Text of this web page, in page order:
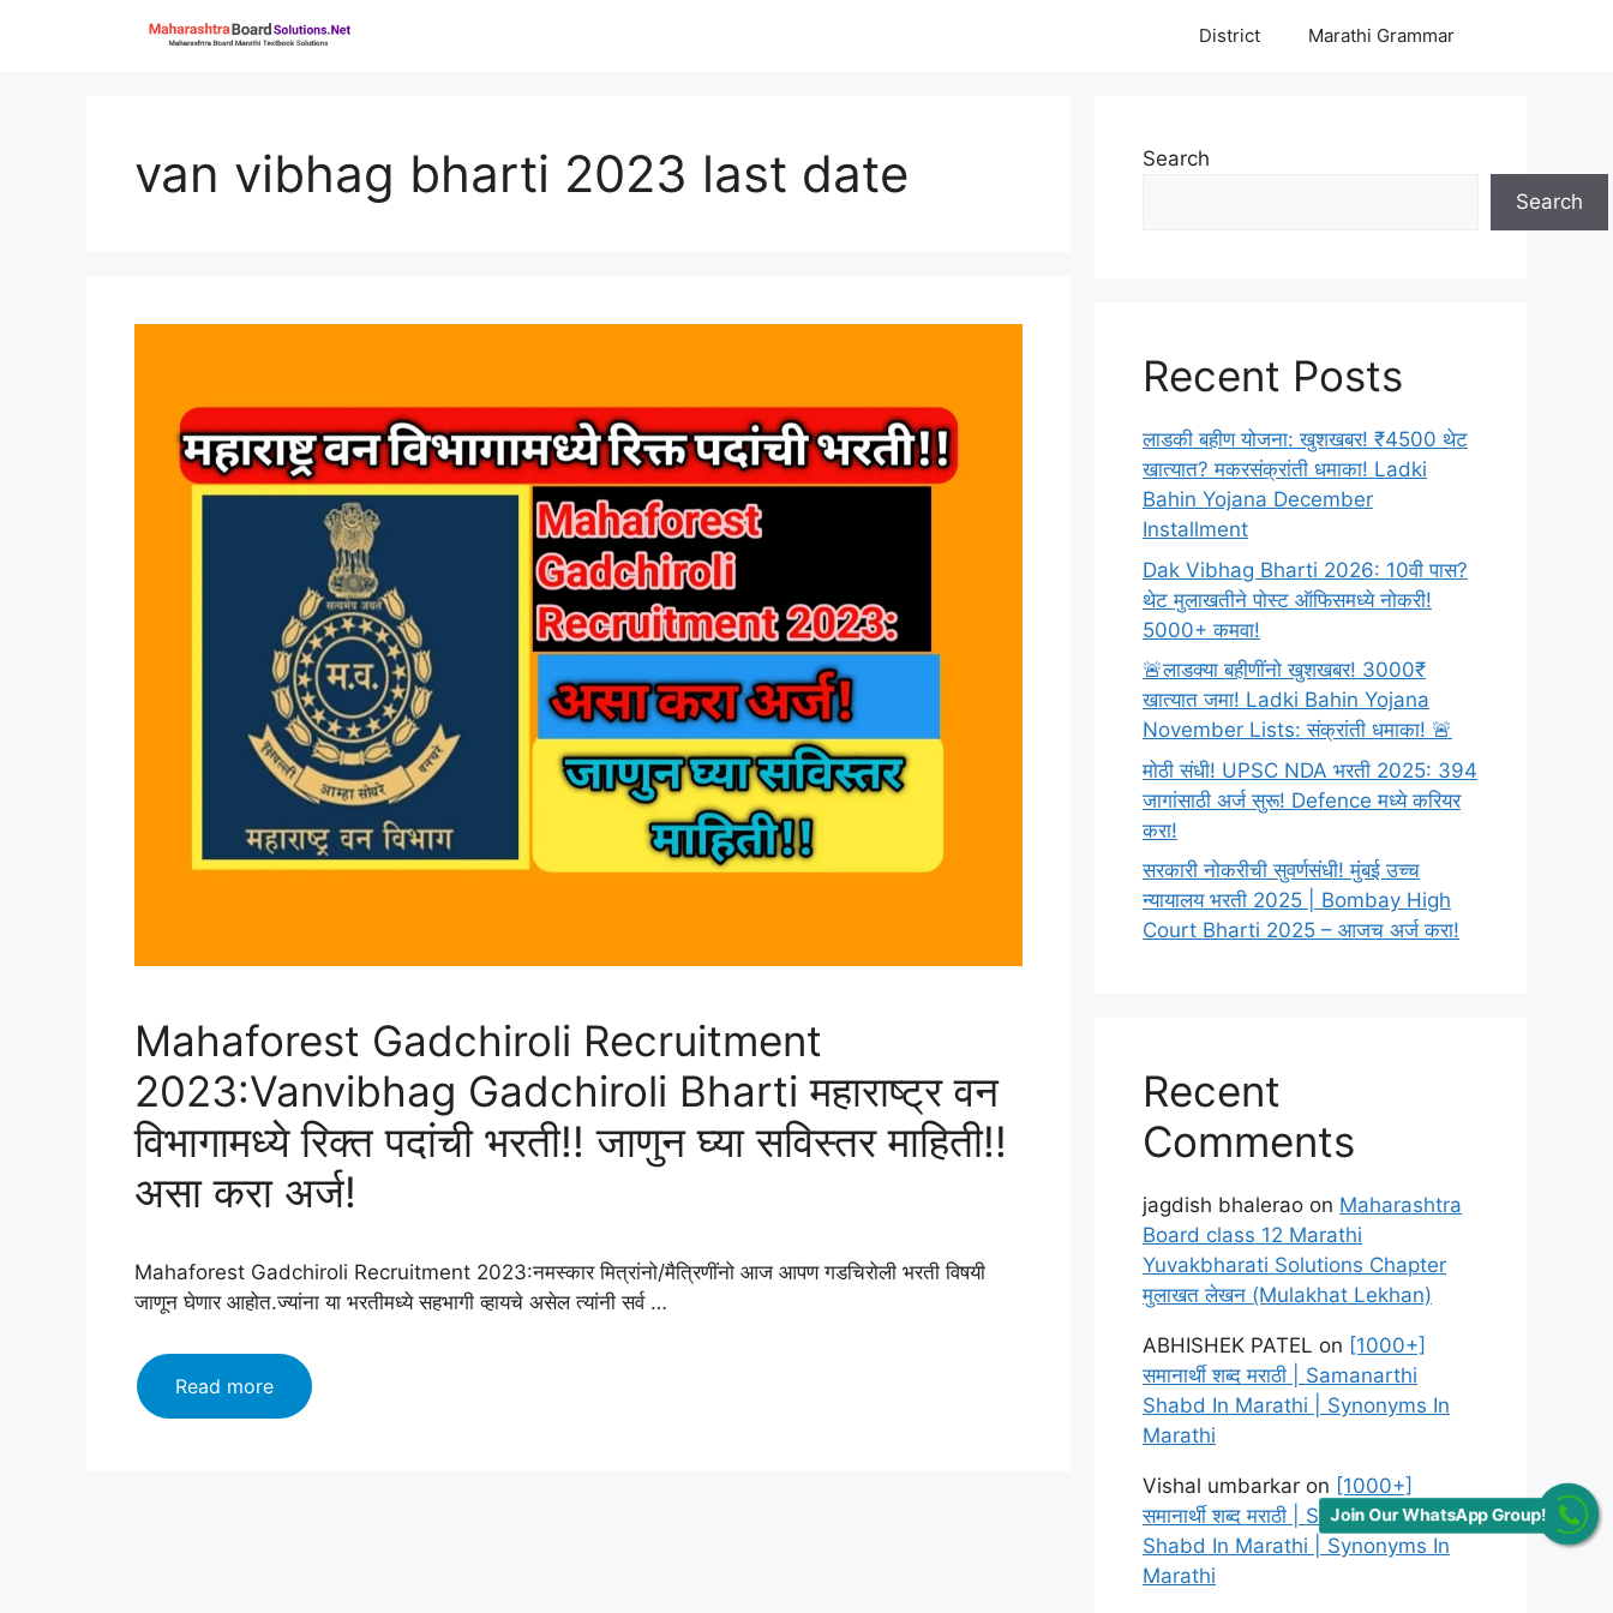
District Marathi Grammar
van vibhag bharti 2023 last date
Mahaforest Gadchiroli Recruitment
2023:Vanvibhag Gadchiroli Bharti महाराष्ट्र वन
विभागामध्ये रिक्त पदांची भरती!! जाणुन घ्या सविस्तर माहिती!!
असा करा अर्ज!
Mahaforest Gadchiroli Recruitment 2023:नमस्कार मित्रांनो/मैत्रिणींनो आज आपण गडचिरोली भरती विषयी
जाणून घेणार आहोत.ज्यांना या भरतीमध्ये सहभागी व्हायचे असेल त्यांनी सर्व …
Read moreMahaforest
Gadchiroli
Search
Search
Recent Posts
लाडकी बहीण योजना: खुशखबर! ₹4500 थेट
खात्यात? मकरसंक्रांती धमाका! Ladki
Bahin Yojana December
Installment
Dak Vibhag Bharti 2026: 10वी पास?
थेट मुलाखतीने पोस्ट ऑफिसमध्ये नोकरी!
5000+ कमवा!
🚨लाडक्या बहीणींनो खुशखबर! 3000₹
खात्यात जमा! Ladki Bahin Yojana
November Lists: संक्रांती धमाका! 🚨
मोठी संधी! UPSC NDA भरती 2025: 394
जागांसाठी अर्ज सुरू! Defence मध्ये करियर
करा!
सरकारी नोकरीची सुवर्णसंधी! मुंबई उच्च
न्यायालय भरती 2025 | Bombay High
Court Bharti 2025 – आजच अर्ज करा!
Recent
Comments
jagdish bhalerao on Maharashtra
Board class 12 Marathi
Yuvakbharati Solutions Chapter
मुलाखत लेखन (Mulakhat Lekhan)
ABHISHEK PATEL on [1000+]
समानार्थी शब्द मराठी | Samanarthi
Shabd In Marathi | Synonyms In
Marathi
Vishal umbarkar on [1000+]
समानार्थी शब्द मराठी | Samanarthi
Shabd In Marathi | Synonyms In
Marathi
Join Our WhatsApp Group!